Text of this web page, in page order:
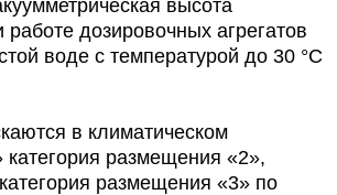
высота
дозировочных агрегатов
воде с температурой до 30 °С
в климатическом
категория размещения «2»,
размещения «3» по